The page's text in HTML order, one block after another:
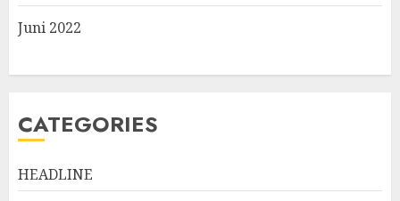
Juni 2022
CATEGORIES
HEADLINE